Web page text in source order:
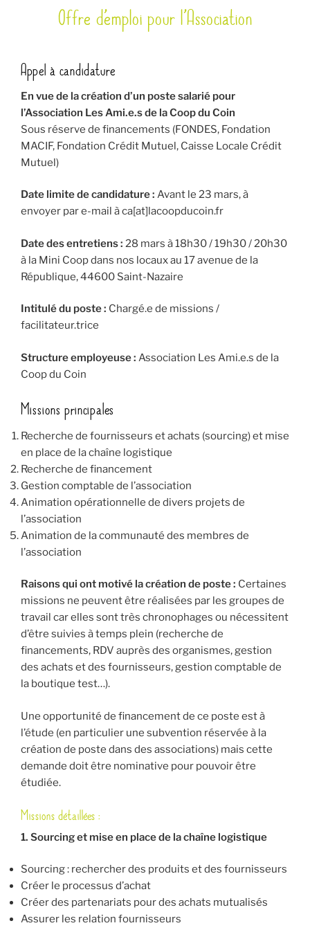
Offre d’emploi pour l’Association
Appel à candidature
En vue de la création d’un poste salarié pour
l’Association Les Ami.e.s de la Coop du Coin
Sous réserve de financements (FONDES, Fondation
MACIF, Fondation Crédit Mutuel, Caisse Locale Crédit
Mutuel)
Date limite de candidature : Avant le 23 mars, à
envoyer par e-mail à ca[at]lacoopducoin.fr
Date des entretiens : 28 mars à 18h30 / 19h30 / 20h30
à la Mini Coop dans nos locaux au 17 avenue de la
République, 44600 Saint-Nazaire
Intitulé du poste : Chargé.e de missions /
facilitateur.trice
Structure employeuse : Association Les Ami.e.s de la
Coop du Coin
Missions principales
Recherche de fournisseurs et achats (sourcing) et mise
en place de la chaîne logistique
Recherche de financement
Gestion comptable de l’association
Animation opérationnelle de divers projets de
l’association
Animation de la communauté des membres de
l’association
Raisons qui ont motivé la création de poste : Certaines
missions ne peuvent être réalisées par les groupes de
travail car elles sont très chronophages ou nécessitent
d’être suivies à temps plein (recherche de
financements, RDV auprès des organismes, gestion
des achats et des fournisseurs, gestion comptable de
la boutique test…).
Une opportunité de financement de ce poste est à
l’étude (en particulier une subvention réservée à la
création de poste dans des associations) mais cette
demande doit être nominative pour pouvoir être
étudiée.
Missions détaillées :
1. Sourcing et mise en place de la chaîne logistique
Sourcing : rechercher des produits et des fournisseurs
Créer le processus d’achat
Créer des partenariats pour des achats mutualisés
Assurer les relation fournisseurs